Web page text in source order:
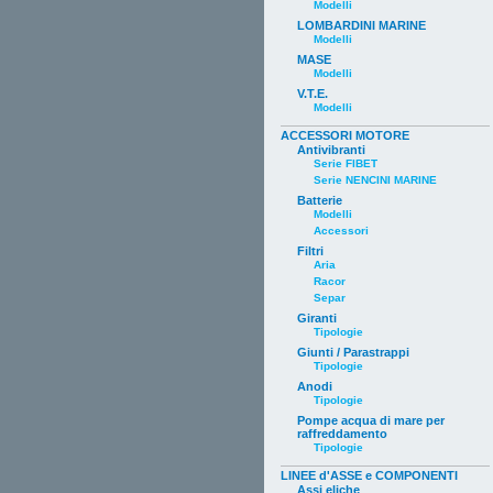
Modelli
LOMBARDINI MARINE
Modelli
MASE
Modelli
V.T.E.
Modelli
ACCESSORI MOTORE
Antivibranti
Serie FIBET
Serie NENCINI MARINE
Batterie
Modelli
Accessori
Filtri
Aria
Racor
Separ
Giranti
Tipologie
Giunti / Parastrappi
Tipologie
Anodi
Tipologie
Pompe acqua di mare per
raffreddamento
Tipologie
LINEE d'ASSE e COMPONENTI
Assi eliche